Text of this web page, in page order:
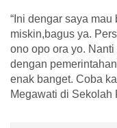
“Ini dengar saya
miskin,bagus ya.
ono opo ora yo.
dengan
enak banget. Coba
Megawati di Sekolah